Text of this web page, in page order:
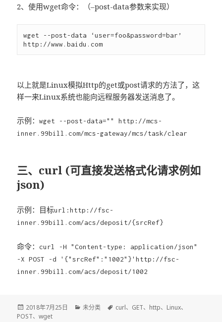
2、使用wget命令：（–post-data参数来实现）
wget --post-data ‘user=foo&password=bar’
以上就是Linux模拟Http的get或post请求的方法了，这
样一来Linux系统也能向远程服务器发送消息了。
示例：wget --post-data="" http://mcs-
inner.99bill.com/mcs-gateway/mcs/task/clear
三、curl (可直接发送格式化请求例如
json)
示例：
目标url:http://fsc-
inner.99bill.com/acs/deposit/{srcRef}
命令：
curl -H "Content-type: application/json"
-X POST -d '{"srcRef":"1002"}'http://fsc-
inner.99bill.com/acs/deposit/1002
发
布
2018年7月25日
分
未分类
标
curl、 GET、 http、 Linux、
POST、wget